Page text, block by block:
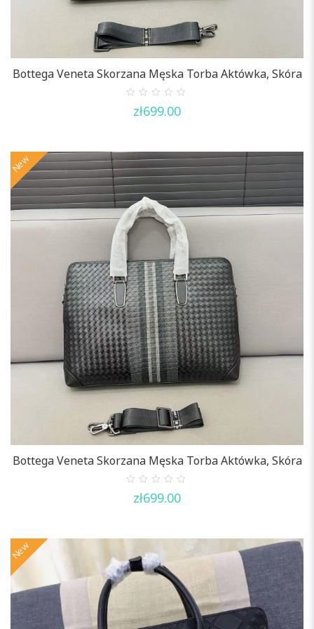
Bottega Veneta Skorzana Męska Torba Aktówka, Skóra
out
zł699.00
New
Bottega Veneta Skorzana Męska Torba Aktówka, Skóra
out
zł699.00
New